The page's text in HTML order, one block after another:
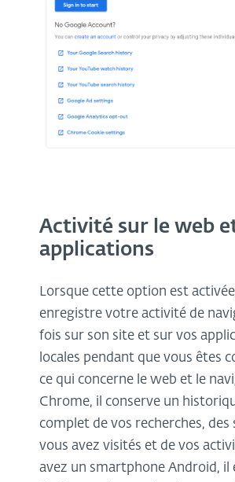
Activité sur le web
applications
Lorsque cette option est
enregistre votre activité de
fois sur son site et sur vos
locales pendant que vous êtes
ce qui concerne le web et le
Chrome, il conserve un
complet de vos recherches, des
vous avez visités et de vos
avez un smartphone Android, il